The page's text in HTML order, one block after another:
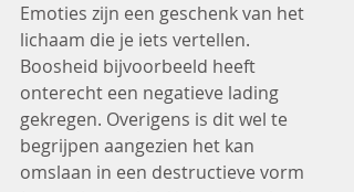
Emoties zijn een geschenk van het
lichaam die je iets vertellen.
Boosheid bijvoorbeeld heeft
onterecht een negatieve lading
gekregen. Overigens is dit wel te
begrijpen aangezien het kan
omslaan in een destructieve vorm